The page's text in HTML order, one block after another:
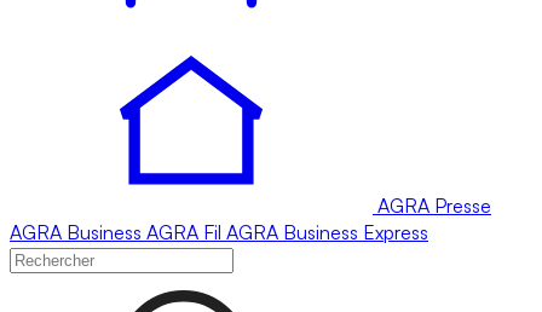
AGRA Presse
AGRA Business AGRA Fil AGRA Business Express